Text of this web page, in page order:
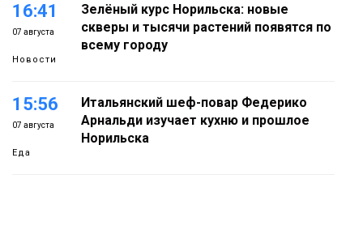
16:41
07 августа
Новости
Зелёный курс Норильска: новые
скверы и тысячи растений появятся по
всему городу
15:56
07 августа
Еда
Итальянский шеф-повар Федерико
Арнальди изучает кухню и прошлое
Норильска